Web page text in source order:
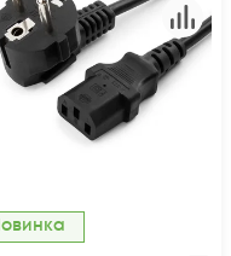
Новинка